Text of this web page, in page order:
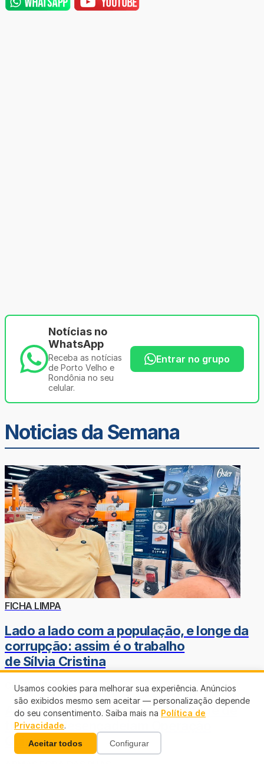
Notícias no
WhatsApp
Receba as notícias
de Porto Velho e
Rondônia no seu
celular.
Entrar no grupo
Noticias da Semana
FICHA LIMPA
Lado a lado com a população, e longe da
corrupção: assim é o trabalho
de Sílvia Cristina
CRIME ORGANIZADO
Ataques a provedores revelam rede de
tráfico e desencadeiam Operação
Quirinus
Usamos cookies para melhorar sua experiência. Anúncios
são exibidos mesmo sem aceitar — personalização depende
do seu consentimento. Saiba mais na Política de
Privacidade.
Aceitar todos Configurar